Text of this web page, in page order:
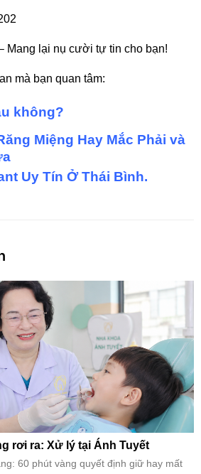
Mang lại nụ cười tự tin cho bạn!
mà bạn quan tâm:
không?
Miệng Hay Mắc Phải và
Uy Tín Ở Thái Bình.
rơi ra: Xử lý tại Ánh Tuyết
60 phút vàng quyết định giữ hay mất